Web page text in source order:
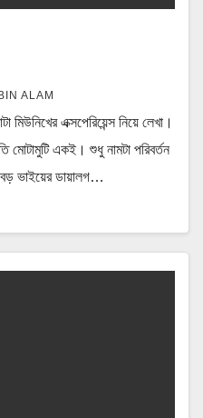
ALAM
মিউনিখের এক্সপেরিয়েন্স নিয়ে লেখা।
মোটামুটি একই। শুধু নামটা পরিবর্তন
বড় ভাইয়ের ডায়ালগ…